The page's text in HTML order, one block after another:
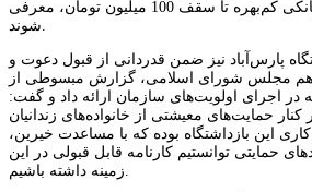
استفاده از تسهیلات بانکی کم‌بهره تا سقف 100 میلیون تومان، معرفی
پارس‌آباد نیز ضمن قدردانی از قبول دعوت و
مجلس شورای اسلامی، گزارش مبسوطی از
در اجرای اولویت‌های سازمان ارائه داد و گفت:
کنار حمایت‌های معیشتی از خانواده‌های زندانیان
کاری این بازداشتگاه بوده که با مساعدت خیرین،
حمایتی توانستیم کارنامه قابل قبولی در این